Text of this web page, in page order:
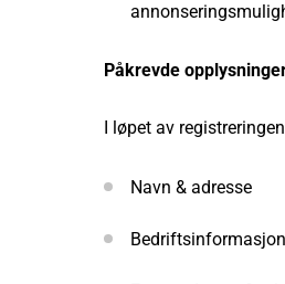
Påkrevde
I løpet av
Navn & adresse
Bedriftsinformasjon